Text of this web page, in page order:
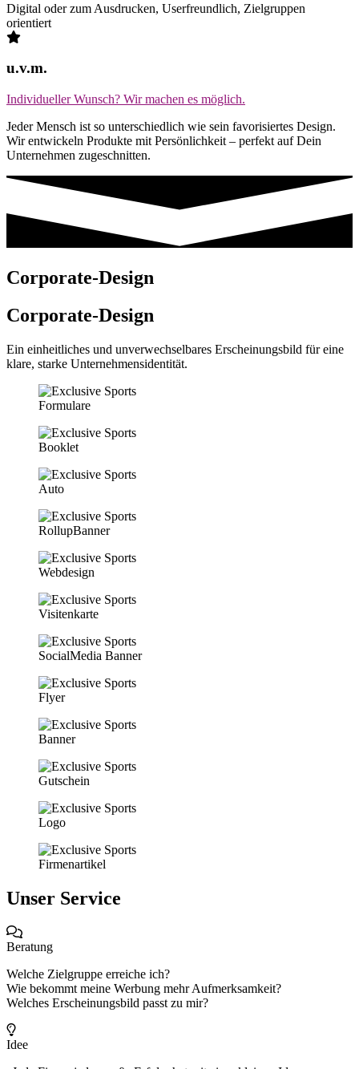
Digital oder zum Ausdrucken, Userfreundlich, Zielgruppen
orientiert
u.v.m.
Individueller Wunsch? Wir machen es möglich.
Jeder Mensch ist so unterschiedlich wie sein favorisiertes Design.
Wir entwickeln Produkte mit Persönlichkeit – perfekt auf Dein
Unternehmen zugeschnitten.
Corporate-Design
Corporate-Design
Ein einheitliches und unverwechselbares Erscheinungsbild für eine
klare, starke Unternehmensidentität.
Formulare
Booklet
Auto
RollupBanner
Webdesign
Visitenkarte
SocialMedia Banner
Flyer
Banner
Gutschein
Logo
Firmenartikel
Unser Service
Beratung
Welche Zielgruppe erreiche ich?
Wie bekommt meine Werbung mehr Aufmerksamkeit?
Welches Erscheinungsbild passt zu mir?
Idee